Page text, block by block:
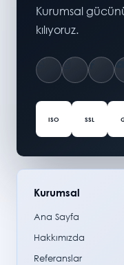
Kurumsal
kılıyoruz.
ISO SSL
Kurumsal
Ana Sayfa
Hakkımızda
Referanslar